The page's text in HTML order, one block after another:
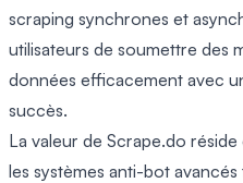
scraping synchrones et
utilisateurs de soumettre des
données efficacement avec
succès.
La valeur de Scrape.do
les systèmes anti-bot